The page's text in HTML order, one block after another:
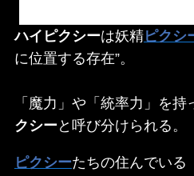
ハイピクシーは妖精ピクシ
に位置する存在”。
「魔力」や「統率力」を持
クシーと呼び分けられる。
ピクシーたちの住んでいる